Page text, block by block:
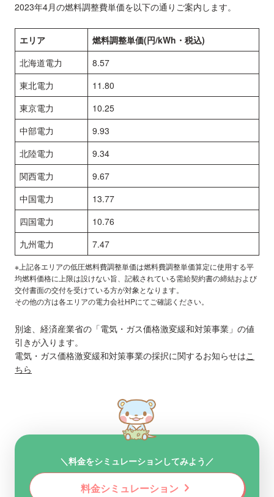
2023年4月の燃料調整費単価を以下の通りご案内します。
エリア
燃料調整単価(円/kWh・税込)
北海道電力
8.57
東北電力
11.80
東京電力
10.25
中部電力
9.93
北陸電力
9.34
関西電力
9.67
中国電力
13.77
四国電力
10.76
九州電力
7.47
※上記各エリアの低圧燃料費調整単価は燃料費調整単価算定に使用する平
均燃料価格に上限は設けない旨、記載されている需給契約書の締結および
交付書面の交付を受けている方が対象となります。
その他の方は各エリアの電力会社HPにてご確認ください。
別途、経済産業省の「電気・ガス価格激変緩和対策事業」の値
引きが入ります。
電気・ガス価格激変緩和対策事業の採択に関するお知らせはこ
ちら
＼料金をシミュレーションしてみよう／
料金シミュレーション chevron_right